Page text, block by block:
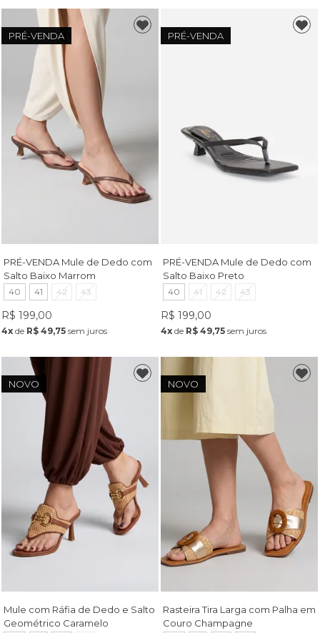
PRÉ-VENDA
PRÉ-VENDA Mule de Dedo com
Salto Baixo Marrom
40 41 42 43
R$ 199,00
4xde R$ 49,75sem juros
PRÉ-VENDA
PRÉ-VENDA Mule de Dedo com
Salto Baixo Preto
40 41 42 43
R$ 199,00
4x de R$ 49,75 sem juros
NOVO
Mule com Ráfia de Dedo e Salto
Geométrico Caramelo
NOVO
Rasteira Tira Larga com Palha em
Couro Champagne